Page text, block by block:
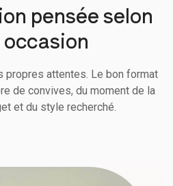
pensée selon
propres attentes. Le bon format
de convives, du moment de la
et du style recherché.